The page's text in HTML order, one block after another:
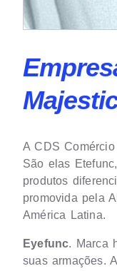
A CDS
São elas
produtos
promovida pela
América Latina.
Eyefunc. Marca
suas armações.